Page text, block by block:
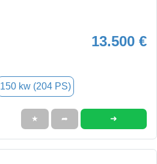
13.500 €
150 kw (204 PS)
★ ➦ ➜